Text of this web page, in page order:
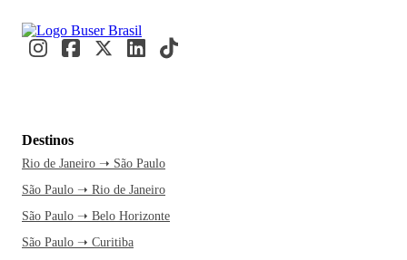
Destinos
Rio de Janeiro ➝ São Paulo
São Paulo ➝ Rio de Janeiro
São Paulo ➝ Belo Horizonte
São Paulo ➝ Curitiba